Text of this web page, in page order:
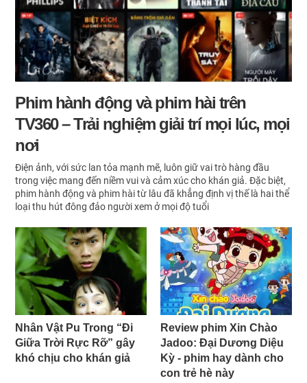
Phim hành động và phim hài trên
TV360 – Trải nghiệm giải trí mọi lúc, mọi
nơi
Điện ảnh, với sức lan tỏa mạnh mẽ, luôn giữ vai trò hàng đầu
trong việc mang đến niềm vui và cảm xúc cho khán giả. Đặc biệt,
phim hành động và phim hài từ lâu đã khẳng định vị thế là hai thể
loại thu hút đông đảo người xem ở mọi độ tuổi
Nhân Vật Pu Trong “Đi
Giữa Trời Rực Rỡ” gây
khó chịu cho khán giả
Review phim Xin Chào
Jadoo: Đại Dương Diệu
Kỳ - phim hay dành cho
con trẻ hè này